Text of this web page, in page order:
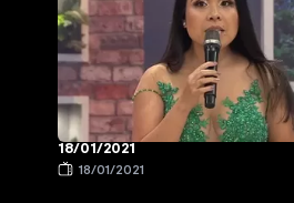
18/01/2021
18/01/2021